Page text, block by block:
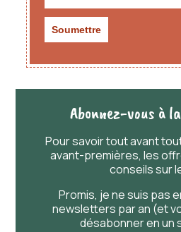
Abonnez-vous à
Pour savoirtoutavant
avant-premières, les
conseils sur
Promis, je ne suis pas
newsletters par an (et
désabonner en un